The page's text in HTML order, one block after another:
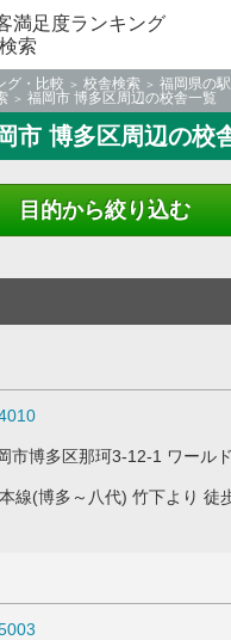
満足度ランキング
索
グ・比較 校舎検索
福岡県の
福岡市 博多区周辺の校舎一覧
市 博多区周辺の校
目的から絞り込む
市博多区那珂3-12-1 ワール
線(博多～八代) 竹下より 徒